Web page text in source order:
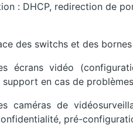
: DHCP, redirection de
des switchs et des
écrans vidéo
en cas de
caméras de
pré-